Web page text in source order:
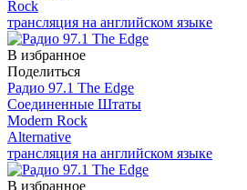
Rock
трансляция на английском языке
В избранное
Поделиться
Радио 97.1 The Edge
Соединенные Штаты
Modern Rock
Alternative
трансляция на английском языке
В избранное